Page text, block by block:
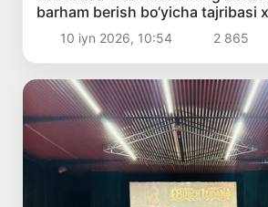
barham berish bo‘yicha tajribasi
hamjamiyat tomonidan eʼtirof
10 iyn 2026, 10:54 2 865